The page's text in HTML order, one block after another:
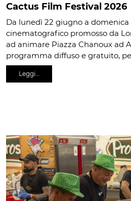
Cactus Film Festival 2026
Da lunedì 22 giugno a domenica
cinematografico promosso da
ad animare Piazza Chanoux ad
programma diffuso e gratuito,
Leggi…